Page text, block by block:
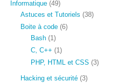
Informatique (49)
Astuces et Tutoriels (38)
Boite à code (6)
Bash (1)
C, C++ (1)
PHP, HTML et CSS (3)
Hacking et sécurité (3)